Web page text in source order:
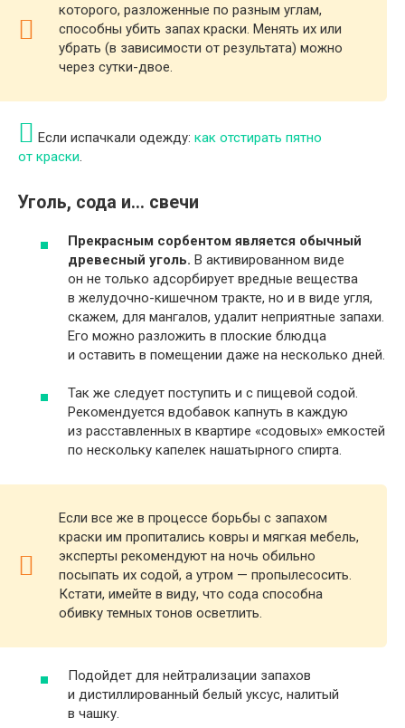
которого, разложенные по разным углам,
способны убить запах краски. Менять их или
убрать (в зависимости от результата) можно
через сутки-двое.
Если испачкали одежду: как отстирать пятно
от краски.
Уголь, сода и… свечи
Прекрасным сорбентом является обычный
древесный уголь. В активированном виде
он не только адсорбирует вредные вещества
в желудочно-кишечном тракте, но и в виде угля,
скажем, для мангалов, удалит неприятные запахи.
Его можно разложить в плоские блюдца
и оставить в помещении даже на несколько дней.
Так же следует поступить и с пищевой содой.
Рекомендуется вдобавок капнуть в каждую
из расставленных в квартире «содовых» емкостей
по нескольку капелек нашатырного спирта.
Если все же в процессе борьбы с запахом
краски им пропитались ковры и мягкая мебель,
эксперты рекомендуют на ночь обильно
посыпать их содой, а утром — пропылесосить.
Кстати, имейте в виду, что сода способна
обивку темных тонов осветлить.
Подойдет для нейтрализации запахов
и дистиллированный белый уксус, налитый
в чашку.